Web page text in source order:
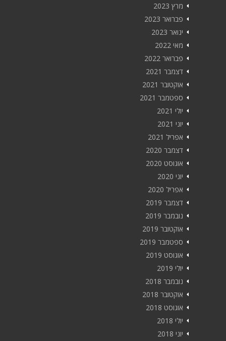
מרץ 2023
פברואר 2023
ינואר 2023
מאי 2022
פברואר 2022
דצמבר 2021
אוקטובר 2021
ספטמבר 2021
יולי 2021
יוני 2021
אפריל 2021
דצמבר 2020
אוגוסט 2020
יוני 2020
אפריל 2020
דצמבר 2019
נובמבר 2019
אוקטובר 2019
ספטמבר 2019
אוגוסט 2019
יולי 2019
נובמבר 2018
אוקטובר 2018
אוגוסט 2018
יולי 2018
יוני 2018